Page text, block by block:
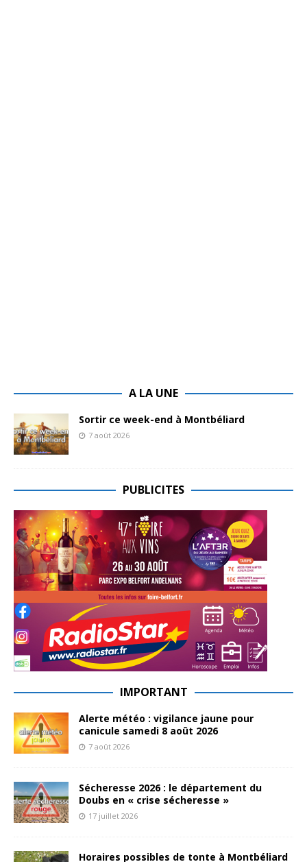
A LA UNE
Sortir ce week-end à Montbéliard
7 août 2026
PUBLICITES
IMPORTANT
Alerte météo : vigilance jaune pour
canicule samedi 8 août 2026
7 août 2026
Sécheresse 2026 : le département du
Doubs en « crise sécheresse »
17 juillet 2026
Horaires possibles de tonte à Montbéliard